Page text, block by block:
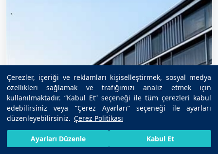
Çerezler, içeriği ve reklamları kişiselleştirmek, sosyal medya
özellikleri sağlamak ve trafiğimizi analiz etmek için
kullanılmaktadır. “Kabul Et” seçeneği ile tüm çerezleri kabul
edebilirsiniz veya “Çerez Ayarları” seçeneği ile ayarları
düzenleyebilirsiniz. Çerez Politikası
Ayarları Düzenle Kabul Et
HIZLI RANDEVU AL BIZE ULAŞIN